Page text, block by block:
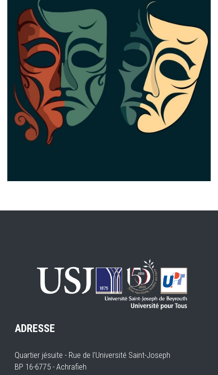
ADRESSE
Quartier jésuite - Rue de l'Université Saint-Joseph
BP 16-6775 - Achrafieh